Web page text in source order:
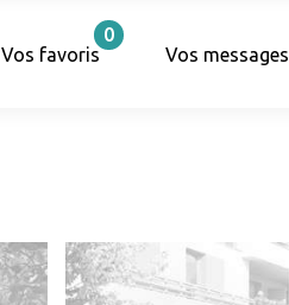
Vos favoris
0
Vos messages